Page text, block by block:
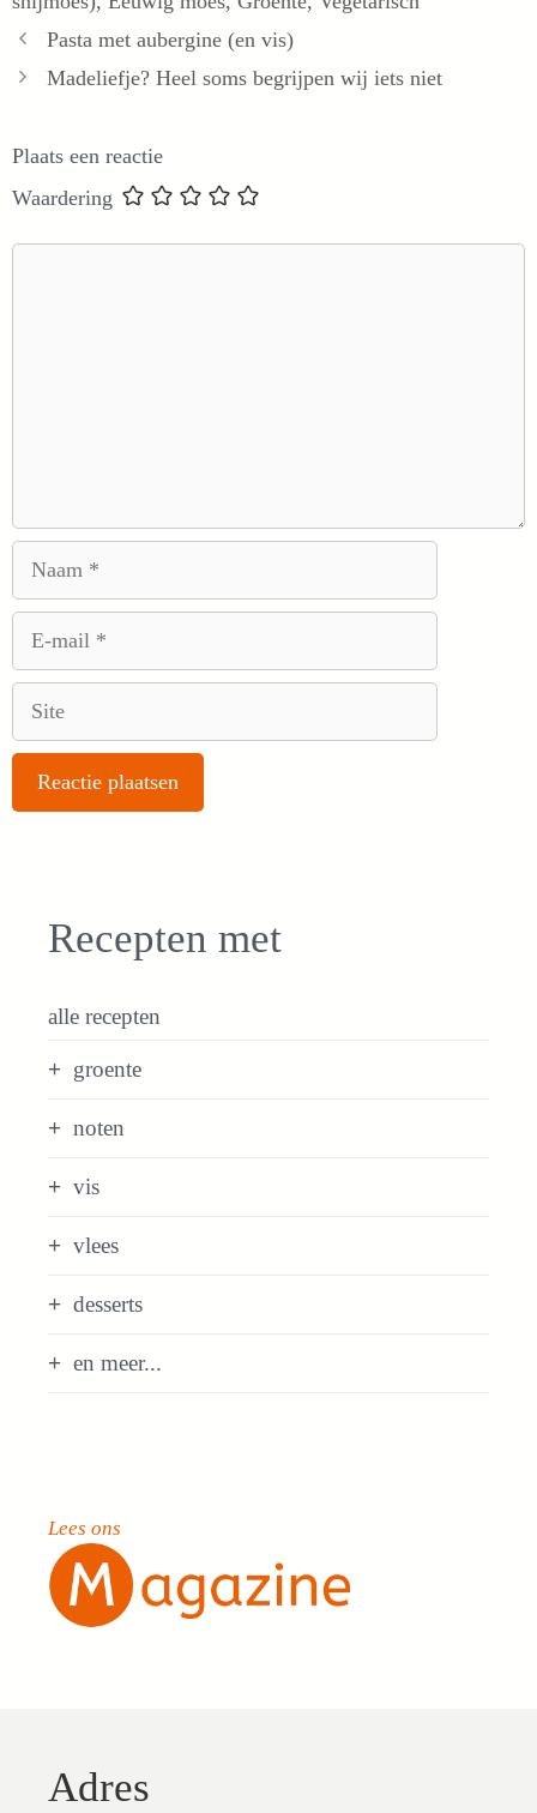
Pasta met aubergine (en vis)
Madeliefje? Heel soms begrijpen wij iets niet
Plaats een reactie
Waardering
Recepten met
alle recepten
groente
noten
vis
vlees
desserts
en meer...
Lees ons
Adres